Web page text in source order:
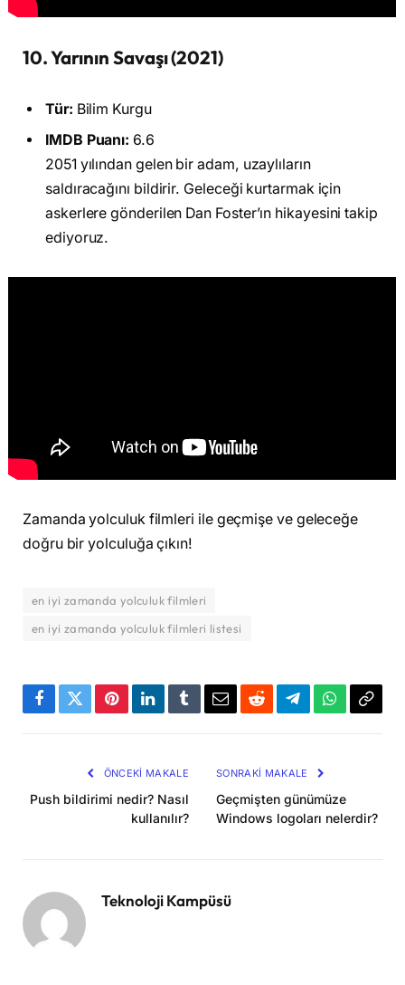
10. Yarının Savaşı (2021)
Tür: Bilim Kurgu
IMDB Puanı: 6.6
2051 yılından gelen bir adam, uzaylıların
saldıracağını bildirir. Geleceği kurtarmak için
askerlere gönderilen Dan Foster’ın hikayesini takip
ediyoruz.
Zamanda yolculuk filmleri ile geçmişe ve geleceğe
doğru bir yolculuğa çıkın!
en iyi zamanda yolculuk filmleri
en iyi zamanda yolculuk filmleri listesi
Facebook
TwitterPinterestLinkedInTumblrEmailRedditTelegramWhatsApp
ÖNCEKI MAKALE
Push bildirimi nedir? Nasıl
kullanılır?
SONRAKI MAKALE
Geçmişten günümüze
Windows logoları nelerdir?
Teknoloji Kampüsü